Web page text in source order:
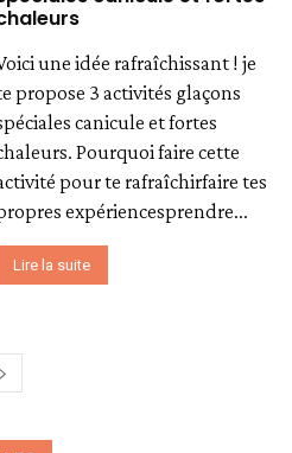
une idée rafraîchissant ! je
propose 3 activités glaçons
canicule et fortes
Pourquoi faire cette
pour te rafraîchirfaire tes
expériencesprendre...
Lire la suite